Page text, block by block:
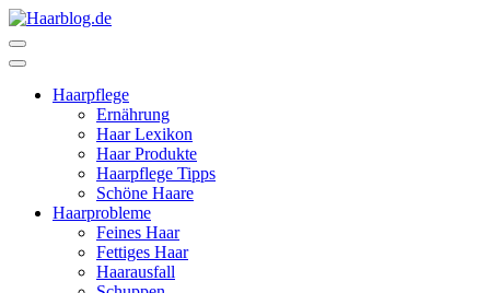
Zum
Inhalt
springen
drücken)Haarpflege
Ernährung
Haar Lexikon
Haar Produkte
Haarpflege Tipps
Schöne Haare
Haarprobleme
Feines Haar
Fettiges Haar
Haarausfall